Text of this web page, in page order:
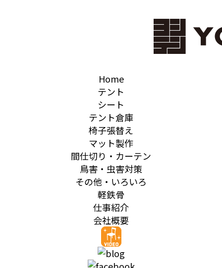
Home
テント
シート
テント倉庫
椅子張替え
マット製作
間仕切り・カーテン
鳥害・虫害対策
その他・いろいろ
軽鉄骨
仕事紹介
会社概要